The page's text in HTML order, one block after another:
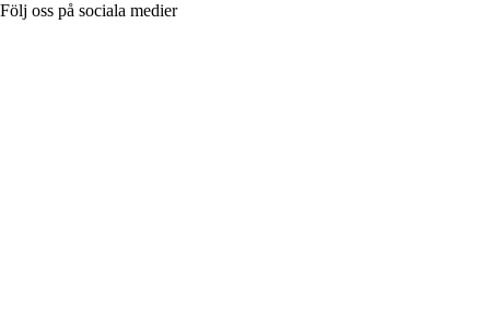
Följ oss på sociala medier